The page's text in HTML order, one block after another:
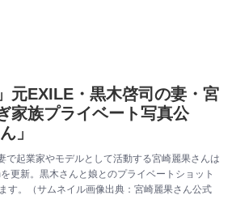
元EXILE・黒木啓司の妻・宮
家族プライベート写真公
」
で起業家やモデルとして活動する宮崎麗果さんは
更新。黒木さんと娘とのプライベートショット
す。（サムネイル画像出典：宮崎麗果さん公式